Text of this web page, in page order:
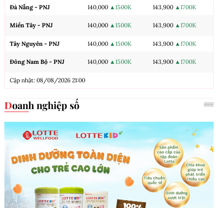
Đà Nẵng - PNJ 140,000 ▲1500K 143,900 ▲1700K
Miền Tây - PNJ 140,000 ▲1500K 143,900 ▲1700K
Tây Nguyên - PNJ 140,000 ▲1500K 143,900 ▲1700K
Đông Nam Bộ - PNJ 140,000 ▲1500K 143,900 ▲1700K
Cập nhật: 08/08/2026 21:00
Doanh nghiệp số